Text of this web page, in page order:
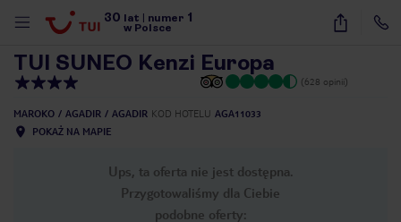
30 lat numer 1
w Polsce
36
TUI SUNEO Kenzi Europa
(628 opinii)
MAROKO AGADIR AGADIR KOD HOTELU AGA11033
POKAŻ NA MAPIE
Ups, ta oferta nie jest dostępna.
Przygotowaliśmy dla Ciebie
podobne oferty: